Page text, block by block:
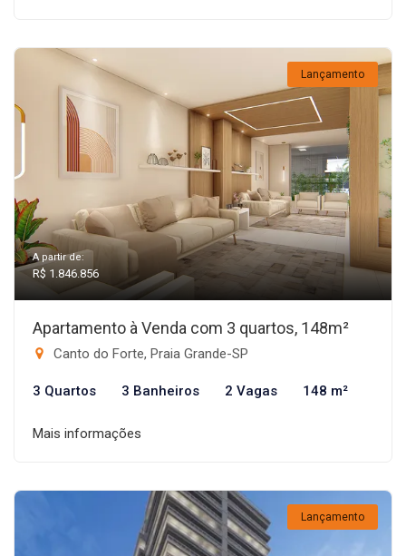
Lançamento
A partir de:
R$ 1.846.856
Apartamento à Venda com 3 quartos, 148m²
Canto do Forte, Praia Grande-SP
3 Quartos 3 Banheiros 2 Vagas 148 m²
Mais informações
Lançamento